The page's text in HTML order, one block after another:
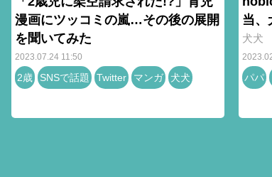
漫画にツッコミの嵐…その後の展開
を聞いてみた
2023.07.24 11:50
2歳 SNSで話題 Twitter マンガ 犬犬
当、
犬犬
パパ